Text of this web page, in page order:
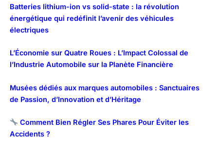
Batteries lithium-ion vs solid-state : la révolution
énergétique qui redéfinit l’avenir des véhicules
électriques
L’Économie sur Quatre Roues : L’Impact Colossal de
l’Industrie Automobile sur la Planète Financière
Musées dédiés aux marques automobiles : Sanctuaires
de Passion, d’Innovation et d’Héritage
Comment Bien Régler Ses Phares Pour Éviter les
Accidents ?